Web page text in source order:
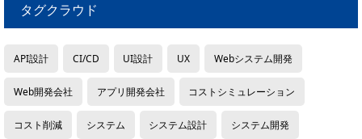
タグクラウド
API設計 CI/CD UI設計 UX Webシステム開発
Web開発会社 アプリ開発会社 コストシミュレーション
コスト削減 システム システム設計 システム開発